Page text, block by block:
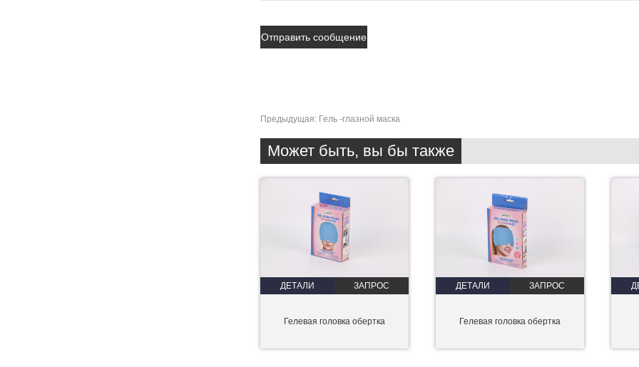
Предыдущая: Гель -глазной маска
Может быть, вы бы также
ДЕТАЛИ ЗАПРОС
Гелевая головка обертка
ДЕТАЛИ ЗАПРОС
Гелевая головка обертка